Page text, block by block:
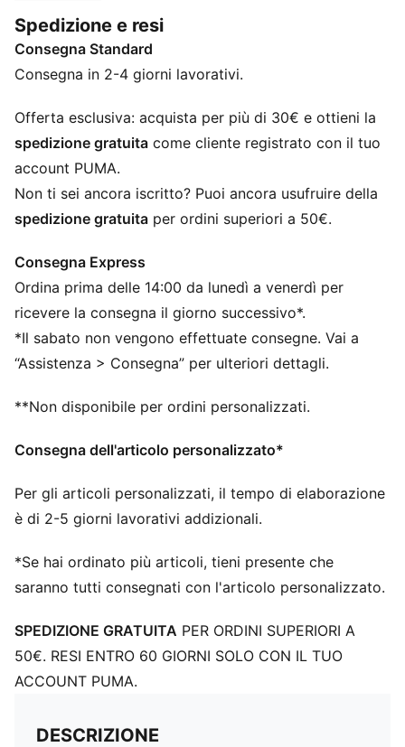
Creato con almeno il 50% di materiale riciclato
DETTAGLI
Vestibilità: Regolare
Maniche corte
Lunghezza: Regolare
Logo ufficiale della squadra
Spedizione e resi
Consegna Standard
Consegna in 2-4 giorni lavorativi.
Offerta esclusiva: acquista per più di 30€ e ottieni la
spedizione gratuita come cliente registrato con il tuo
account PUMA.
Non ti sei ancora iscritto? Puoi ancora usufruire della
spedizione gratuita per ordini superiori a 50€.
Consegna Express
Ordina prima delle 14:00 da lunedì a venerdì per
ricevere la consegna il giorno successivo*.
*Il sabato non vengono effettuate consegne. Vai a
“Assistenza > Consegna” per ulteriori dettagli.
**Non disponibile per ordini personalizzati.
Consegna dell'articolo personalizzato*
Per gli articoli personalizzati, il tempo di elaborazione
è di 2-5 giorni lavorativi addizionali.
*Se hai ordinato più articoli, tieni presente che
saranno tutti consegnati con l'articolo personalizzato.
SPEDIZIONE GRATUITA PER ORDINI SUPERIORI A
50€. RESI ENTRO 60 GIORNI SOLO CON IL TUO
ACCOUNT PUMA.
DESCRIZIONE